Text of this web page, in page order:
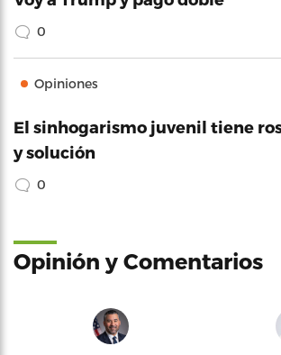
0
Opiniones
El sinhogarismo juvenil tiene
y solución
0
Opinión y Comentarios